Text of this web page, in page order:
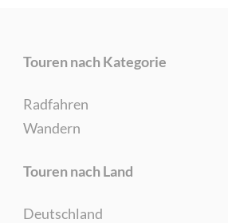
Touren nach Kategorie
Radfahren
Wandern
Touren nach Land
Deutschland